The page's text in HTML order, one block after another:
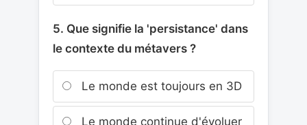
5. Que signifie la 'persistance' dans
le contexte du métavers ?
Le monde est toujours en 3D
Le monde continue d'évoluer